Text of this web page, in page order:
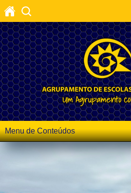
Menu de Conteúdos